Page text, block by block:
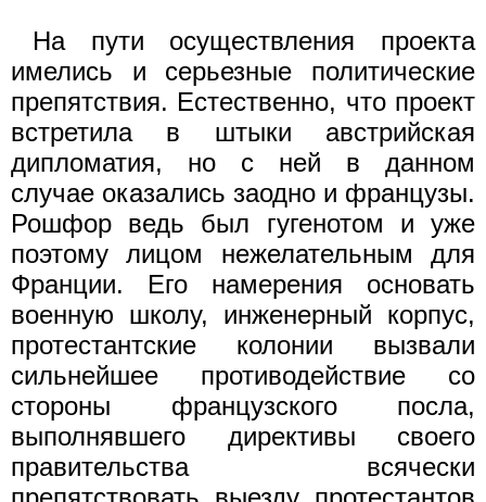
На пути осуществления проекта
имелись и серьезные политические
препятствия. Естественно, что проект
встретила в штыки австрийская
дипломатия, но с ней в данном
случае оказались заодно и французы.
Рошфор ведь был гугенотом и уже
поэтому лицом нежелательным для
Франции. Его намерения основать
военную школу, инженерный корпус,
протестантские колонии вызвали
сильнейшее противодействие со
стороны французского посла,
выполнявшего директивы своего
правительства всячески